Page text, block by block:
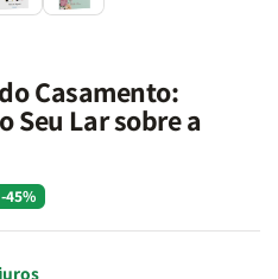
Casamento:
Seu Lar sobre a
-45%